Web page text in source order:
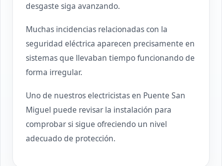
desgaste siga avanzando.
Muchas incidencias relacionadas con la
seguridad eléctrica aparecen precisamente en
sistemas que llevaban tiempo funcionando de
forma irregular.
Uno de nuestros electricistas en Puente San
Miguel puede revisar la instalación para
comprobar si sigue ofreciendo un nivel
adecuado de protección.